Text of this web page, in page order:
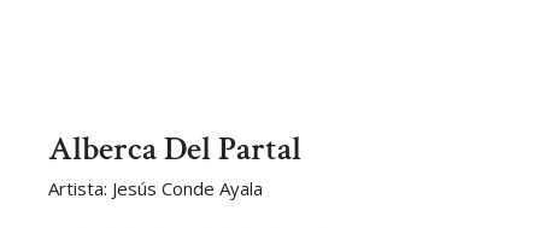
Alberca Del Partal
Artista: Jesús Conde Ayala